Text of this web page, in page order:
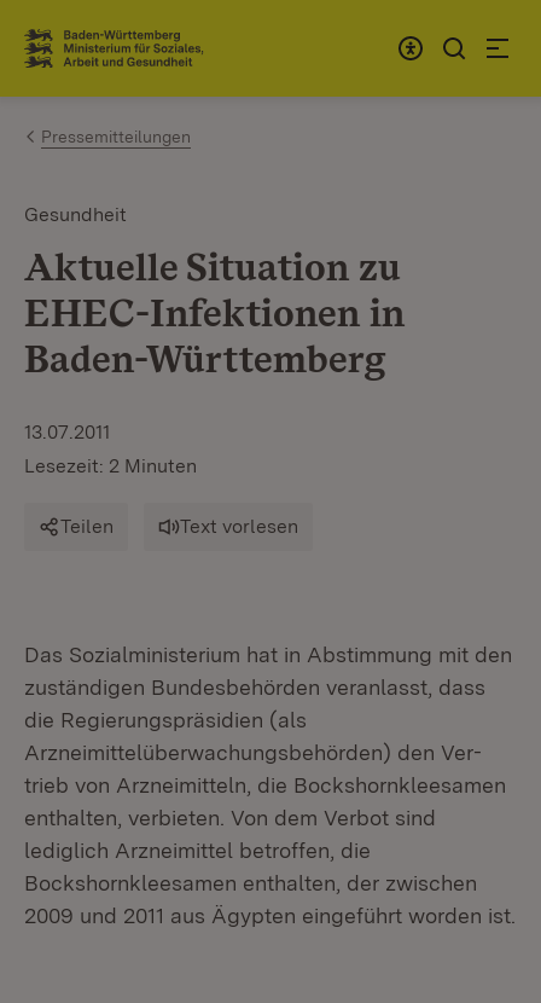
Zum Inhalt springen
Link zur Startseite
Pressemitteilungen
Gesundheit
Aktuelle Situation zu
EHEC-Infektionen in
Baden-Württemberg
13.07.2011
Lesezeit: 2 Minuten
Teilen Text vorlesen
Das Sozialministerium hat in Abstimmung mit den
zuständigen Bundesbehörden veran­lasst, dass
die Regierungspräsidien (als
Arzneimittelüberwachungsbehörden) den Ver­
trieb von Arzneimitteln, die Bockshornkleesamen
enthalten, verbieten. Von dem Verbot sind
lediglich Arzneimittel betroffen, die
Bockshornkleesamen enthalten, der zwischen
2009 und 2011 aus Ägypten eingeführt worden ist.